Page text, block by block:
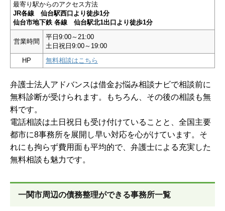
最寄り駅からのアクセス方法
JR各線 仙台駅西口より徒歩1分
仙台市地下鉄 各線 仙台駅北1出口より徒歩1分
営業時間
平日9:00～21:00
土日祝日9:00～19:00
HP
無料相談はこちら
弁護士法人アドバンスは借金お悩み相談ナビで相談前に
無料診断が受けられます。もちろん、その後の相談も無
料です。
電話相談は土日祝日も受け付けていることと、全国主要
都市に8事務所を展開し早い対応を心がけています。そ
れにも拘らず費用面も平均的で、弁護士による充実した
無料相談も魅力です。
一関市周辺の債務整理ができる事務所一覧